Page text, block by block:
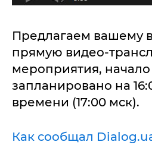
Предлагаем вашему
прямую видео-
мероприятия, начало
запланировано на
времени (17:00 мск).
Как сообщал